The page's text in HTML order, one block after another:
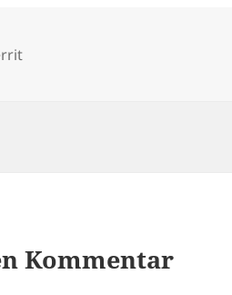
Kommentar